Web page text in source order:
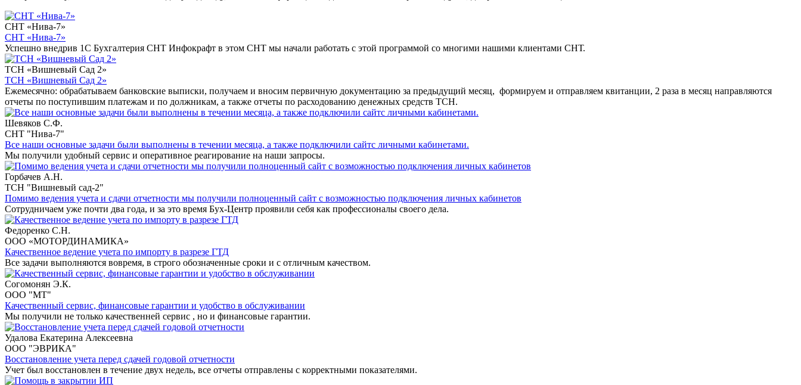
СНТ «Нива-7»
СНТ «Нива-7»
Успешно внедрив 1С Бухгалтерия СНТ Инфокрафт в этом СНТ мы начали работать с этой программой со многими нашими клиентами СНТ.
ТСН «Вишневый Сад 2»
ТСН «Вишневый Сад 2»
Ежемесячно: обрабатываем банковские выписки, получаем и вносим первичную документацию за предыдущий месяц, формируем и отправляем квитанции, 2 раза в месяц направляются
отчеты по поступившим платежам и по должникам, а также отчеты по расходованию денежных средств ТСН.
Шевяков С.Ф.
СНТ "Нива-7"
Все наши основные задачи были выполнены в течении месяца, а также подключили сайтс личными кабинетами.
Мы получили удобный сервис и оперативное реагирование на наши запросы.
Горбачев А.Н.
ТСН "Вишневый сад-2"
Помимо ведения учета и сдачи отчетности мы получили полноценный сайт с возможностью подключения личных кабинетов
Сотрудничаем уже почти два года, и за это время Бух-Центр проявили себя как профессионалы своего дела.
Федоренко С.Н.
ООО «МОТОРДИНАМИКА»
Качественное ведение учета по импорту в разрезе ГТД
Все задачи выполняются вовремя, в строго обозначенные сроки и с отличным качеством.
Согомонян Э.К.
ООО "МТ"
Качественный сервис, финансовые гарантии и удобство в обслуживании
Мы получили не только качественней сервис , но и финансовые гарантии.
Удалова Екатерина Алексеевна
ООО "ЭВРИКА"
Восстановление учета перед сдачей годовой отчетности
Учет был восстановлен в течение двух недель, все отчеты отправлены с корректными показателями.